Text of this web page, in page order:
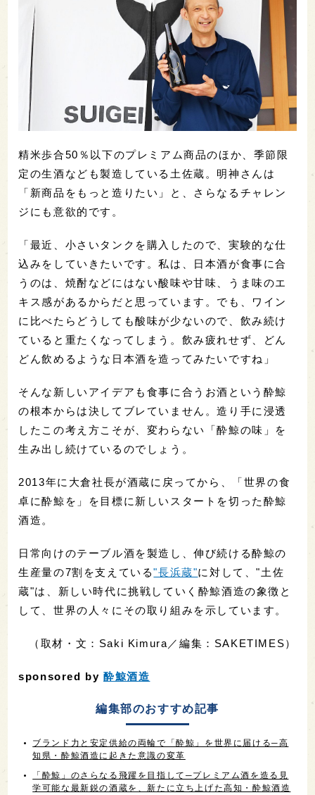
精米歩合50％以下のプレミアム商品のほか、季節限
定の生酒なども製造している土佐蔵。明神さんは
「新商品をもっと造りたい」と、さらなるチャレン
ジにも意欲的です。
「最近、小さいタンクを購入したので、実験的な仕
込みをしていきたいです。私は、日本酒が食事に合
うのは、焼酎などにはない酸味や甘味、うま味のエ
キス感があるからだと思っています。でも、ワイン
に比べたらどうしても酸味が少ないので、飲み続け
ていると重たくなってしまう。飲み疲れせず、どん
どん飲めるような日本酒を造ってみたいですね」
そんな新しいアイデアも食事に合うお酒という酔鯨
の根本からは決してブレていません。造り手に浸透
したこの考え方こそが、変わらない「酔鯨の味」を
生み出し続けているのでしょう。
2013年に大倉社長が酒蔵に戻ってから、「世界の食
卓に酔鯨を」を目標に新しいスタートを切った酔鯨
酒造。
日常向けのテーブル酒を製造し、伸び続ける酔鯨の
生産量の7割を支えている"長浜蔵"に対して、"土佐
蔵"は、新しい時代に挑戦していく酔鯨酒造の象徴と
して、世界の人々にその取り組みを示しています。
（取材・文：Saki Kimura／編集：SAKETIMES）
sponsored by酔鯨酒造
編集部のおすすめ記事
ブランド力と安定供給の両輪で「酔鯨」を世界に届ける─高
知県・酔鯨酒造に起きた意識の変革
「酔鯨」のさらなる飛躍を目指して─プレミアム酒を造る見
学可能な最新鋭の酒蔵を、新たに立ち上げた高知・酔鯨酒造